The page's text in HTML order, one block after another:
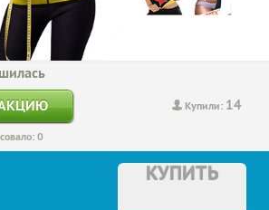
Купили: 14
0
КУПИТЬ